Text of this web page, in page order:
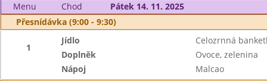
Menu
Chod
Pátek 14. 11. 2025
Přesnídávka (9:00 - 9:30)
1
Jídlo
Celozrnná
Doplněk
Ovoce, zelenina
Nápoj
Malcao